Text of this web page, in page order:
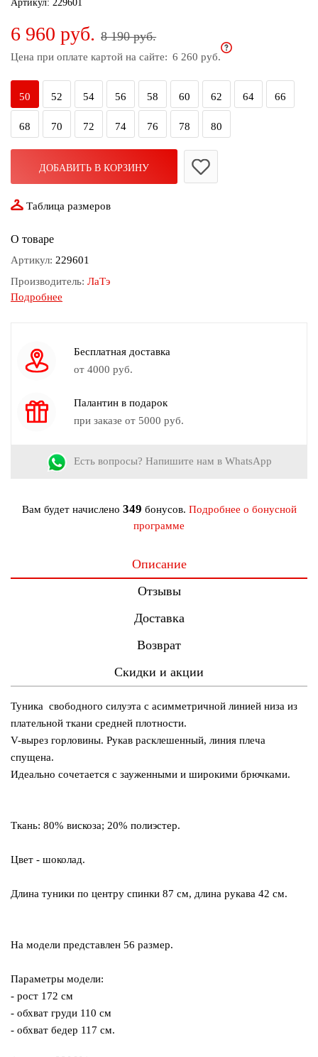
Белье
и
Одежда
пляжа
Артикул: 229601
6 960 руб. 8 190 руб.
Цена при оплате картой на сайте: 6 260 руб.
50 52 54 56 58 60 62 64 66
68 70 72 74 76 78 80
ДОБАВИТЬ В КОРЗИНУ
Таблица размеров
О товаре
Артикул: 229601
Производитель: ЛаТэ
Состав:80% вискоза; 20% полиэстер
Страна производства:Россия
Подробнее
Бесплатная доставка
от 4000 руб.
Палантин в подарок
при заказе от 5000 руб.
Есть вопросы? Напишите нам в WhatsApp
Вам будет начислено 349 бонусов. Подробнее о бонусной
программе
Описание
Отзывы
Доставка
Возврат
Скидки и акции
Туника свободного силуэта с асимметричной линией низа из
плательной ткани средней плотности.
V-вырез горловины. Рукав расклешенный, линия плеча
спущена.
Идеально сочетается с зауженными и широкими брючками.
Ткань: 80% вискоза; 20% полиэстер.
Цвет - шоколад.
Длина туники по центру спинки 87 см, длина рукава 42 см.
На модели представлен 56 размер.
Параметры модели:
- рост 172 см
- обхват груди 110 см
- обхват бедер 117 см.